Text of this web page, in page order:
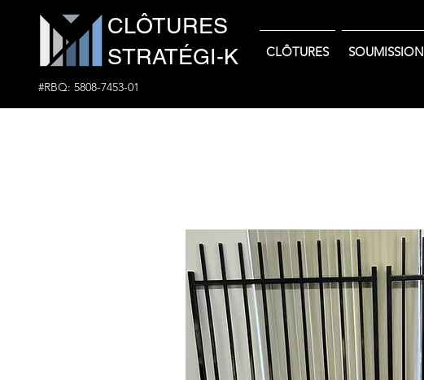
CLÔTURES
STRATÉGI-K
#RBQ: 5808-7453-01
CLÔTURES SOUMISSION